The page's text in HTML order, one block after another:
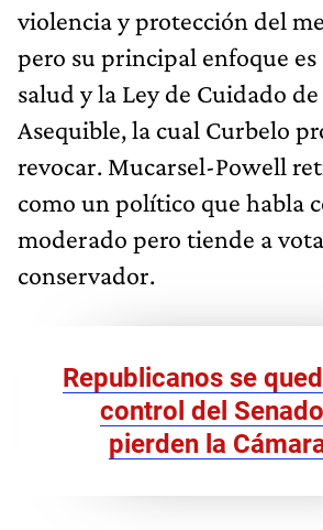
violencia y protección del
pero su principal enfoque es
salud y la Ley de Cuidado
Asequible, la cual Curbelo
revocar. Mucarsel-Powell
como un político que habla
moderado pero tiende a
conservador.
Republicanos se
control del
pierden la